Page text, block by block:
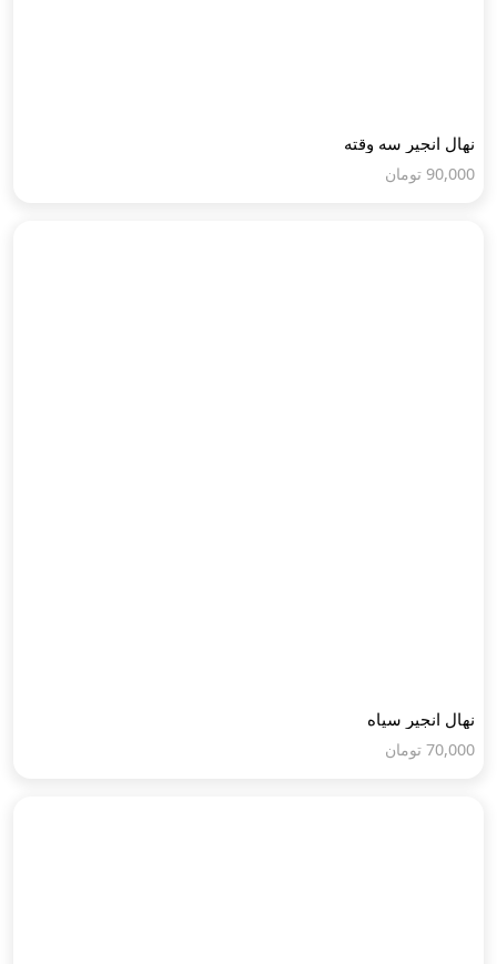
نهال انجیر سه وقته
90,000 تومان
نهال انجیر سیاه
70,000 تومان